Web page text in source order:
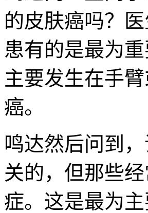
的皮肤癌吗？
患有的是最为
主要发生在手
癌。
鸣达然后问到
关的，但那些
症。这是最为